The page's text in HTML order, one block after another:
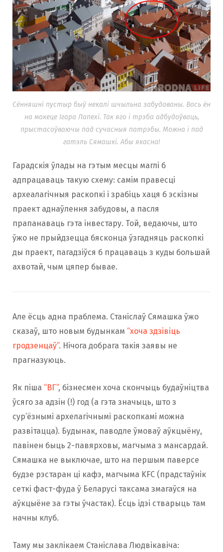
Сённяшні пустыр быў некалі шчыльна забудаваны. Вось ён
на макеце Ігара Лапехі. Так яго і трэба адбудоўваць,
прыстасоўваючы пад сучасныя патрэбы. Можна і пад
гатэль Сямашкі. Абы якасна!
Гарадскія ўлады на гэтым месцы маглі б
адпрацаваць такую схему: самім правесці
археалагічныя раскопкі і зрабіць хаця б эскізны
праект аднаўлення забудовы, а пасля
прапанаваць гэта інвестару. Той, ведаючы, што
ўжо не прыйдзецца бясконца ўзгадняць раскопкі
ды праект, пагадзіўся б працаваць з куды большай
ахвотай, чым цяпер бывае.
Але ёсць адна праблема. Станіслаў Сямашка ўжо
сказаў, што новым будынкам “хоча здзівіць
гродзенцаў”. Нічога добрага такія заявы не
прагназуюць.
Як піша “ВГ”, бізнесмен хоча скончыць будаўніцтва
ўсяго за адзін (!) год (а гэта значыць, што з
сур’ёзнымі архелагічнымі раскопкамі можна
развітацца). Будынак, паводле ўмоваў аўкцыёну,
павінен быць 2-павярховы, магчыма з мансардай.
Сямашка не выключае, што на першым паверсе
будзе рэстаран ці кафэ, магчыма KFC (прадстаўнік
сеткі фаст-фуда ў Беларусі таксама змагаўся на
аўкцыёне за гэты ўчастак). Ёсць ідэі стварыць там
начны клуб.
Таму мы заклікаем Станіслава Людвікавіча: